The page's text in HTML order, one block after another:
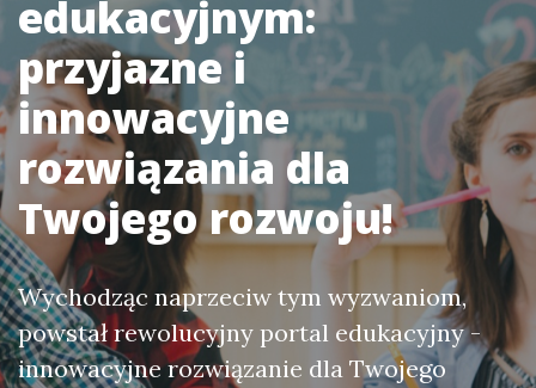
edukacyjnym:
przyjazne i
innowacyjne
rozwiązania dla
Twojego rozwoju!
Wychodząc naprzeciw tym wyzwaniom,
powstał rewolucyjny portal edukacyjny -
innowacyjne rozwiązanie dla Twojego